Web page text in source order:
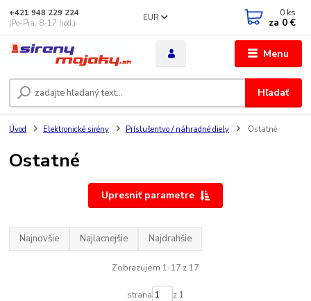
Menu
EUR
Hľadať
+421 948 229 224
(Po-Pia, 8-17 hod.)
0 ks
za 0 €
Úvod Elektronické sirény Príslušentvo / náhradné diely Ostatné
Ostatné
Upresniť parametre
Najnovšie Najlacnejšie Najdrahšie
Zobrazujem 1-17 z 17
strana z 1